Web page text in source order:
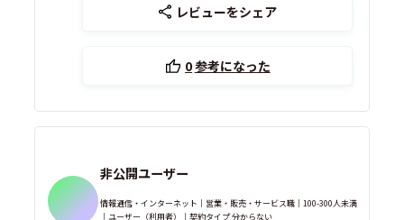
レビューをシェア
0参考になった
非公開ユーザー
情報通信・インターネット｜営業・販売・サービス職｜100-300人未満
｜ユーザー（利用者）｜契約タイプ 分からない